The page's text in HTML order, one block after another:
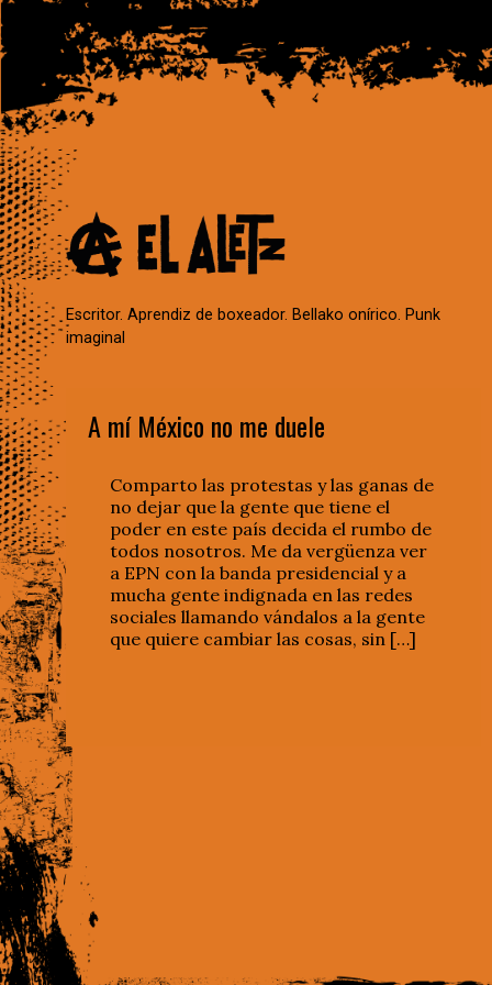
Escritor. Aprendiz de boxeador. Bellako onírico. Punk
imaginal
A mí México no me duele
Comparto las protestas y las ganas de
no dejar que la gente que tiene el
poder en este país decida el rumbo de
todos nosotros. Me da vergüenza ver
a EPN con la banda presidencial y a
mucha gente indignada en las redes
sociales llamando vándalos a la gente
que quiere cambiar las cosas, sin […]